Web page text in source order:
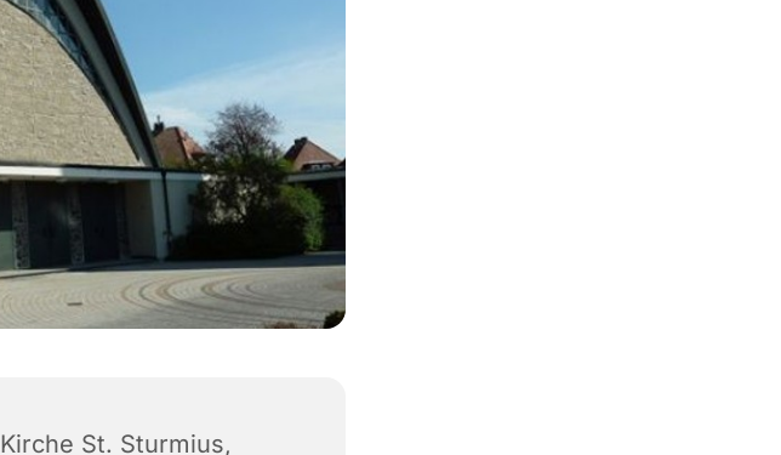
Kirche St. Sturmius,